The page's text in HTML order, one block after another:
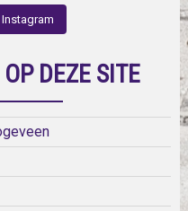
DEZE SITE